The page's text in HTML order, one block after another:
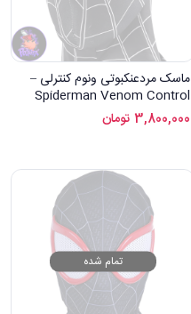
ماسک مردعنکبوتی ونوم کنترلی –
Spiderman Venom Control
Mask
3,800,000 تومان
تمام شده